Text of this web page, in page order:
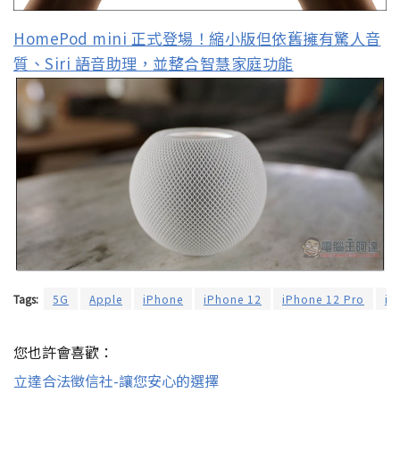
HomePod mini 正式登場！縮小版但依舊擁有驚人音
質、Siri 語音助理，並整合智慧家庭功能
Tags: 5G Apple iPhone iPhone 12 iPhone 12 Pro
您也許會喜歡：
立達合法徵信社-讓您安心的選擇